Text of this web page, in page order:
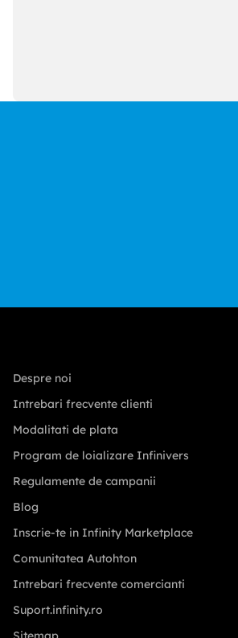
Despre noi
Intrebari frecvente clienti
Modalitati de plata
Program de loializare Infinivers
Regulamente de campanii
Blog